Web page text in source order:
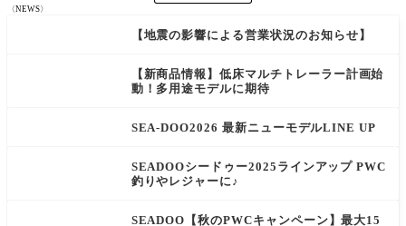
〈NEWS〉
【地震の影響による営業状況のお知らせ】
【新商品情報】低床マルチトレーラー計画始
動！多用途モデルに期待
SEA-DOO2026 最新ニューモデルLINE UP
SEADOOシードゥー2025ラインアップ PWC
釣りやレジャーに♪
SEADOO【秋のPWCキャンペーン】最大15